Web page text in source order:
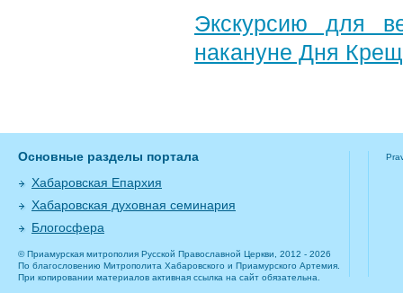
Экскурсию для
накануне Дня
Основные разделы портала
Хабаровская Епархия
Хабаровская духовная семинария
Блогосфера
© Приамурская митрополия Русской Православной Церкви, 2012 - 2026
По благословению Митрополита Хабаровского и Приамурского Артемия.
При копировании материалов активная ссылка на сайт обязательна.